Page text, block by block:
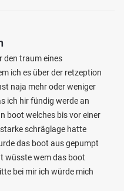
den traum eines
ich es über der retzeption
naja mehr oder weniger
ich hir fündig werde an
boot welches bis vor einer
schräglage hatte
das boot aus gepumpt
wüsste wem das boot
bei mir ich würde mich